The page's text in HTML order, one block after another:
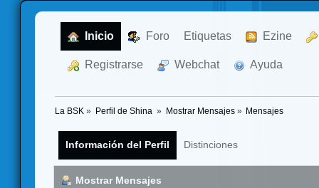
Inicio Foro Etiquetas Ezine
Registrarse Webchat Ayuda
La BSK » Perfil de Shina » Mostrar Mensajes» Mensajes
Información del Perfil Distinciones
Mostrar Mensajes